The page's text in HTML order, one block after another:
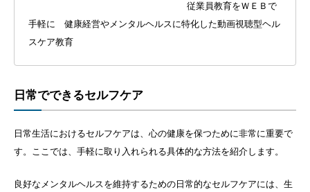
従業員教育をＷＥＢで
手軽に 健康経営やメンタルヘルスに特化した動画視聴型ヘル
スケア教育
日常でできるセルフケア
日常生活におけるセルフケアは、心の健康を保つために非常に重要で
す。ここでは、手軽に取り入れられる具体的な方法を紹介します。
良好なメンタルヘルスを維持するための日常的なセルフケアには、生